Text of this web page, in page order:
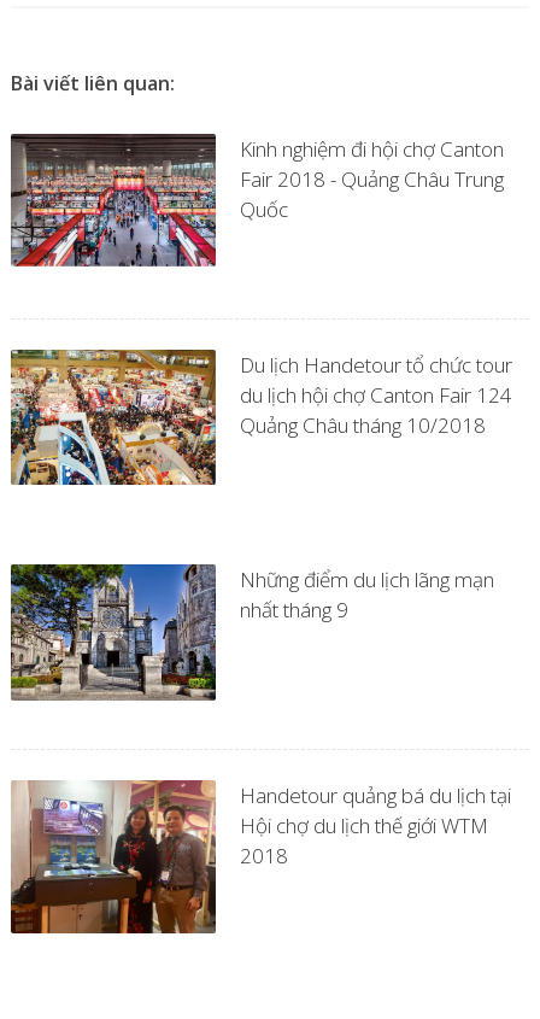
Bài viết liên quan:
Kinh nghiệm đi hội chợ Canton
Fair 2018 - Quảng Châu Trung
Quốc
Du lịch Handetour tổ chức tour
du lịch hội chợ Canton Fair 124
Quảng Châu tháng 10/2018
Những điểm du lịch lãng mạn
nhất tháng 9
Handetour quảng bá du lịch tại
Hội chợ du lịch thế giới WTM
2018